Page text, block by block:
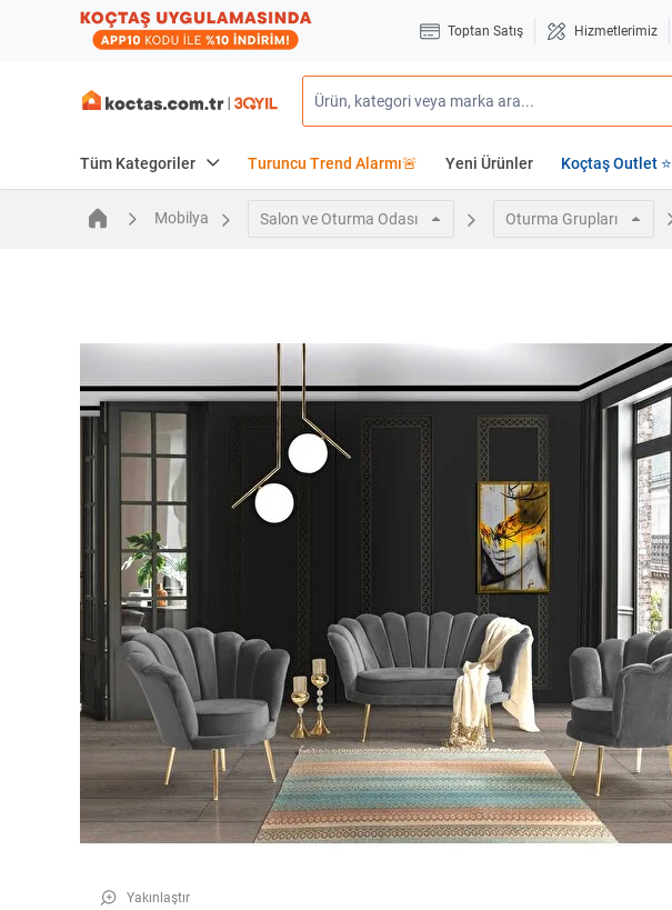
Toptan Satış Hizmetlerimiz
Tüm Kategoriler Turuncu Trend Alarmı🚨 Yeni Ürünler Koçtaş Outlet ⭐
Mobilya Salon ve Oturma Odası Oturma Grupları
Yakınlaştır